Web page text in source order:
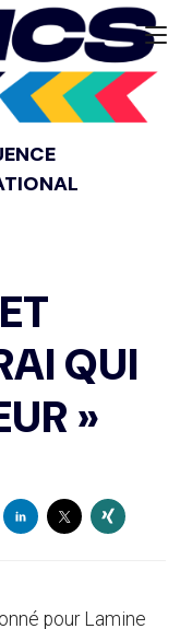
QUI
»
pour Lamine